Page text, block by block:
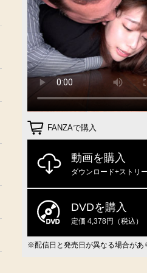
FANZAで購入
動画を購入
ダウンロード+ストリ
DVDを購入
定価 4,378円（税込）
※配信日と発売日が異なる場合があ